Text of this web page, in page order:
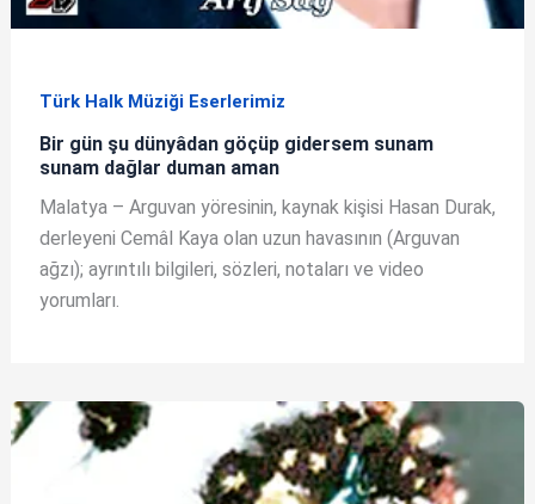
Türk Halk Müziği Eserlerimiz
Bir gün şu dünyâdan göçüp gidersem sunam
sunam dağlar duman aman
Malatya – Arguvan yöresinin, kaynak kişisi Hasan Durak,
derleyeni Cemâl Kaya olan uzun havasının (Arguvan
ağzı); ayrıntılı bilgileri, sözleri, notaları ve video
yorumları.